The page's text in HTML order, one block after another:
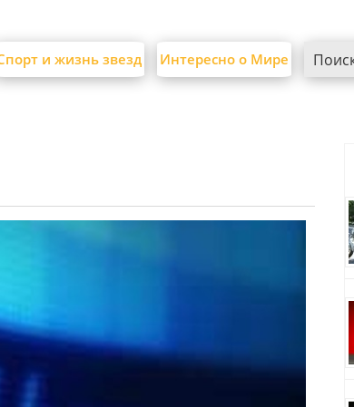
и жизнь звезд Интересно о Мире